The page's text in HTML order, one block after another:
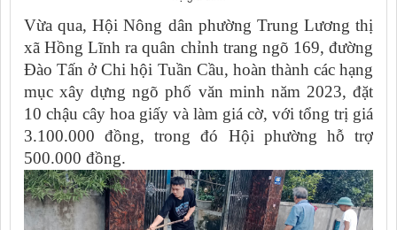
Vừa qua, Hội Nông dân phường Trung Lương thị
xã Hồng Lĩnh ra quân chỉnh trang ngõ 169, đường
Đào Tấn ở Chi hội Tuần Cầu, hoàn thành các hạng
mục xây dựng ngõ phố văn minh năm 2023, đặt
10 chậu cây hoa giấy và làm giá cờ, với tổng trị giá
3.100.000 đồng, trong đó Hội phường hỗ trợ
500.000 đồng.